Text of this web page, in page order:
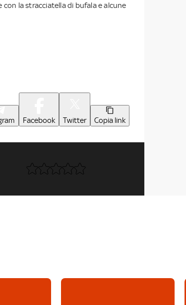
la stracciatella di bufala e alcune
Facebook Twitter Copia link